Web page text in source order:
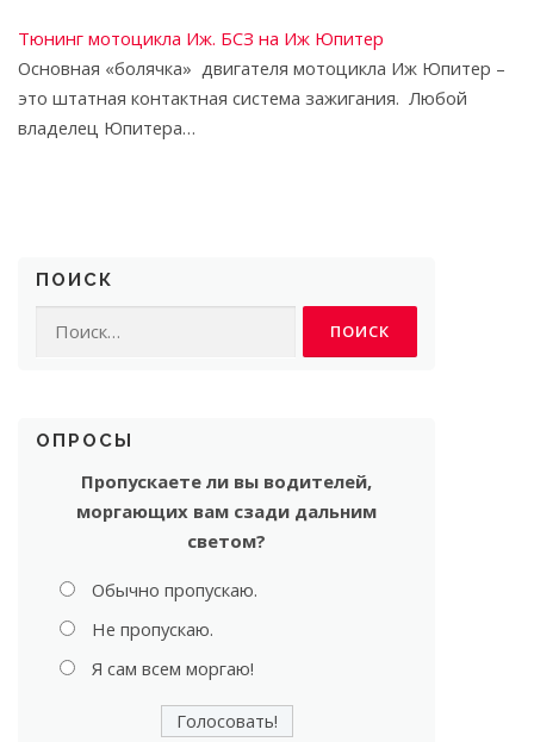
Тюнинг мотоцикла Иж. БСЗ на Иж Юпитер
Основная «болячка» двигателя мотоцикла Иж Юпитер –
это штатная контактная система зажигания. Любой
владелец Юпитера…
ПОИСК
ОПРОСЫ
Пропускаете ли вы водителей,
моргающих вам сзади дальним
светом?
Обычно пропускаю.
Не пропускаю.
Я сам всем моргаю!